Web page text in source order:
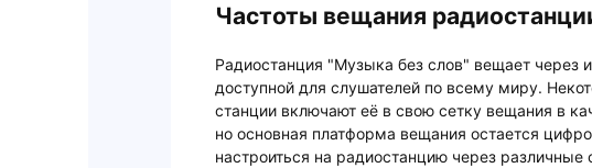
Частоты вещания
Радиостанция "Музыка без слов" вещает через
доступной для слушателей по всему миру.
станции включают её в свою сетку вещания в
но основная платформа вещания остается
настроиться на радиостанцию через